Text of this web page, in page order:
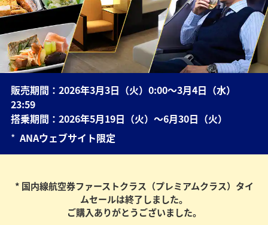
販売期間：2026年3月3日（火）0:00～3月4日（水）
23:59
搭乗期間：2026年5月19日（火）～6月30日（火）
* ANAウェブサイト限定
* 国内線航空券ファーストクラス（プレミアムクラス）タイ
ムセールは終了しました。
ご購入ありがとうございました。